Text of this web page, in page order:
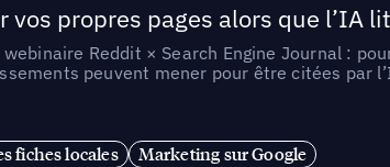
propres pages alors que l’IA
Reddit × Search Engine Journal :
peuvent mener pour être citées par
fiches locales Marketing sur Google